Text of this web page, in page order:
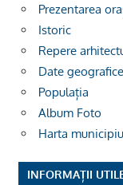
Prezentarea
Istoric
Repere
Date geografice
Populația
Album Foto
Harta
INFORMAȚII